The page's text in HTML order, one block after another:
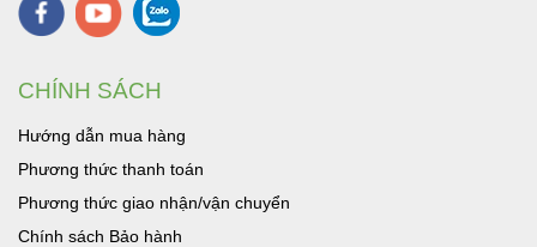
CHÍNH SÁCH
Hướng dẫn mua hàng
Phương thức thanh toán
Phương thức giao nhận/vận chuyển
Chính sách Bảo hành